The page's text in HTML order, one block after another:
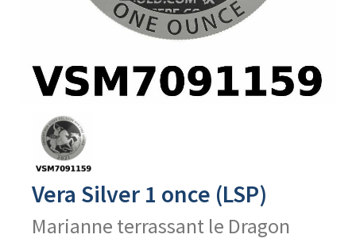
produit
Vera Silver 1 once (LSP)
Marianne terrassant le Dragon